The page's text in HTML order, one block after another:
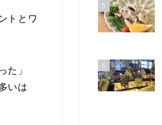
トとワ
た」
いは
5
6